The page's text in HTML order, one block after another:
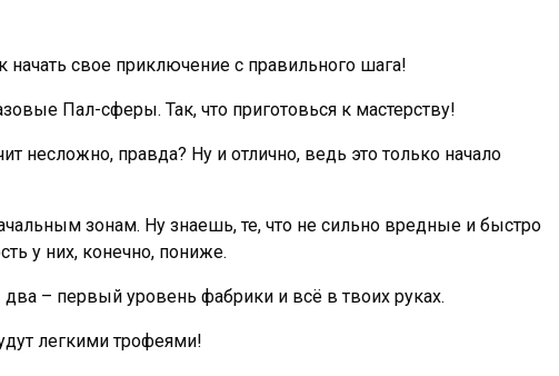
свое приключение с правильного шага!
Пал-сферы. Так, что приготовься к мастерству!
несложно, правда? Ну и отлично, ведь это только начало
зонам. Ну знаешь, те, что не сильно вредные и быстро
у них, конечно, пониже.
– первый уровень фабрики и всё в твоих руках.
легкими трофеями!